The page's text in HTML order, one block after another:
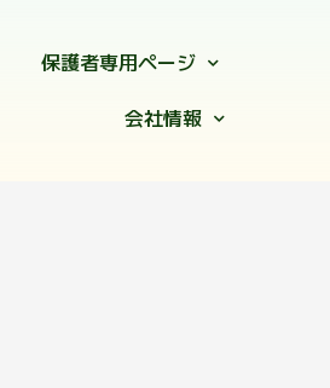
保護者専用ページ
会社情報